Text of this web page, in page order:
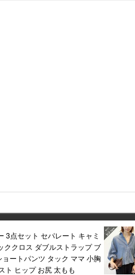
3点セット セパレート キャミ
ククロス ダブルストラップ ブ
ートパンツ タック ママ 小胸
ト ヒップ お尻 太もも